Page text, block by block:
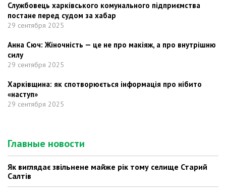
Службовець харківського комунального підприємства
постане перед судом за хабар
29 сентября 2025
Анна Сюч: Жіночність — це не про макіяж, а про внутрішню
силу
29 сентября 2025
Харківщина: як спотворюється інформація про нібито
«наступ»
29 сентября 2025
Главные новости
Як виглядає звільнене майже рік тому селище Старий
Салтів